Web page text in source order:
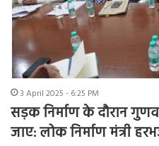
3 April 2025 - 6:25 PM
सड़क निर्माण के दौरान
जाए: लोक निर्माण मंत्री